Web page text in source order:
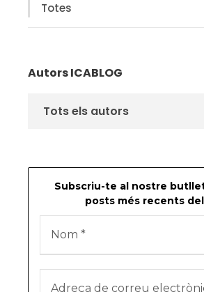
Totes
Autors ICABLOG
Tots els autors
Subscriu-te al nostre
posts més recents